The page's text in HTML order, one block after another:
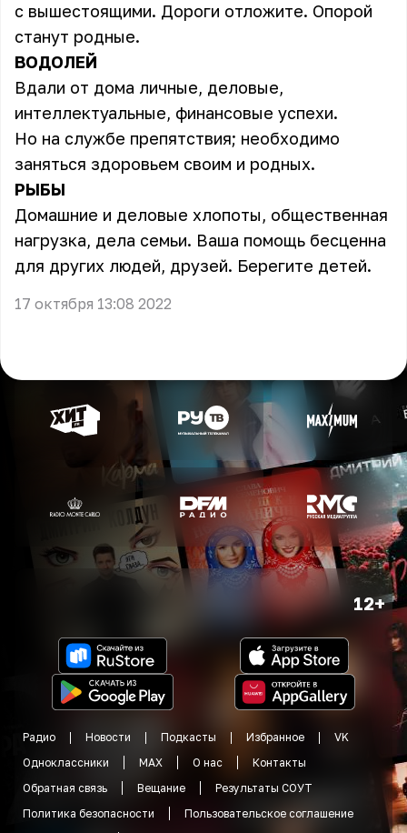
с вышестоящими. Дороги отложите. Опорой
станут родные.
ВОДОЛЕЙ
Вдали от дома личные, деловые,
интеллектуальные, финансовые успехи.
Но на службе препятствия; необходимо
заняться здоровьем своим и родных.
РЫБЫ
Домашние и деловые хлопоты, общественная
нагрузка, дела семьи. Ваша помощь бесценна
для других людей, друзей. Берегите детей.
17 октября 13:08 2022
12+
Радио Новости Подкасты Избранное
VK
Одноклассники
MAX О нас
Контакты
Обратная связь
Вещание
Результаты СОУТ
Политика безопасности
Пользовательское соглашение